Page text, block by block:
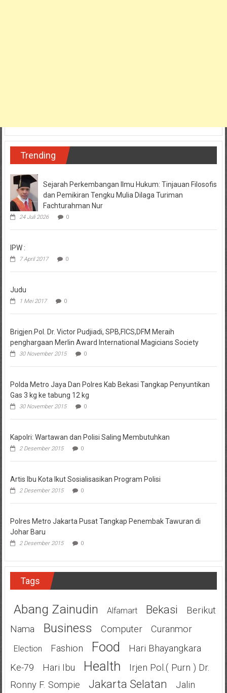
Trending
Sejarah Perkembangan Ilmu Hukum: Tinjauan Filosofis
dan Pemikiran Tengku Mulia Dilaga Turiman
Fachturahman Nur
24 Juli 2026 0
IPW :
7 April 2017 0
Judu
1 Mei 2017 0
Brigjen.Pol. Dr. Victor Pudjiadi, SPB,FICS,DFM Meraih
penghargaan Merlin Award International Magicians Society
30 November 2015 0
Polda Metro Jaya Dan Polres Kab Bekasi Tangkap Penyuntikan
Gas 3 kg ke tabung 12 kg
30 November 2015 0
Kapolri: Wartawan dan Polisi Saling Membutuhkan
2 Desember 2015 0
Artis Ibu Kota Ikut Sosialisasikan Program Polisi
2 Desember 2015 0
Polres Metro Jakarta Pusat Tangkap Penembak Tawuran di
Johar Baru
2 Desember 2015 0
Tags
Abang Zainudin Alfamart Bekasi
Berikut
Nama
Business Computer Curanmor
Election Fashion Food
Hari Bhayangkara
Ke-79
Hari Ibu Health
Irjen Pol.( Purn ) Dr.
Ronny F. Sompie
Jakarta Selatan
Jalin